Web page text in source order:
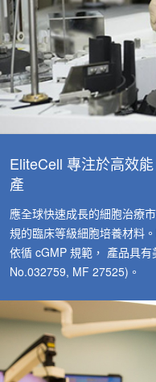
EliteCell 專注於高效
產
應全球快速成長的細胞治療
規的臨床等級細胞培養材料
依循 cGMP 規範， 產品具
No.032759, MF 27525)。